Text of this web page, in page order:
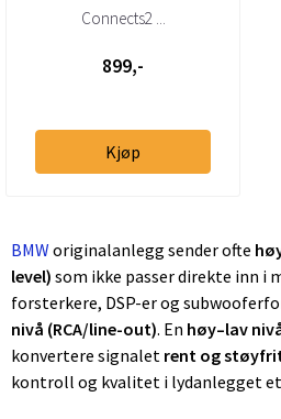
kanals høy-til-l
Quadl...
Connects2 ...
899,-
Kjøp
BMW originalanlegg sender ofte
level) som ikke passer direkte inn i
forsterkere, DSP-er og
nivå (RCA/line-out). En høy–lav
konvertere signalet rent og
kontroll og kvalitet i lydanlegget